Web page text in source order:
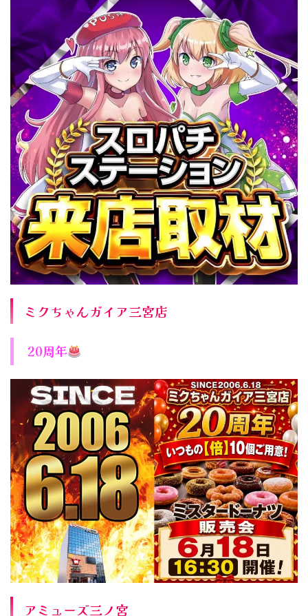
ミクちゃんガイア三宮店
20周年
アミューズ三ノ宮